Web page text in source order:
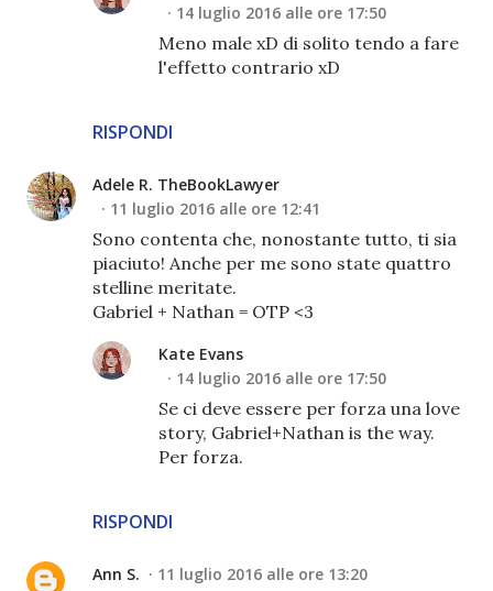
RISPONDI
14 luglio 2016 alle ore 17:50
Meno male xD di solito tendo a fare
l'effetto contrario xD
Adele R. TheBookLawyer
11 luglio 2016 alle ore 12:41
Sono contenta che, nonostante tutto, ti sia
piaciuto! Anche per me sono state quattro
stelline meritate.
Gabriel + Nathan = OTP <3
RISPONDI
Kate Evans
14 luglio 2016 alle ore 17:50
Se ci deve essere per forza una love
story, Gabriel+Nathan is the way.
Per forza.
Ann S. 11 luglio 2016 alle ore 13:20